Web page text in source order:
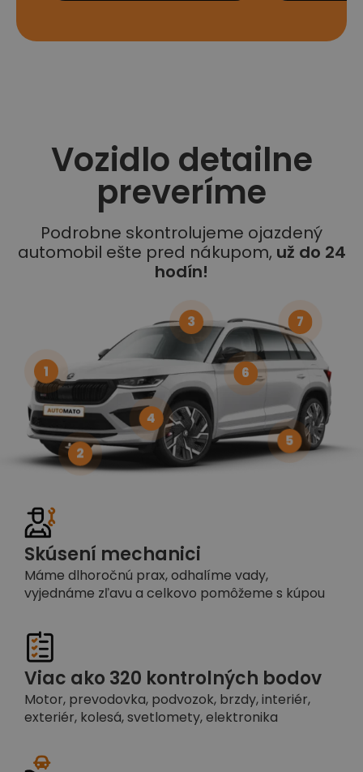
Vozidlo detailne
preveríme
Podrobne skontrolujeme ojazdený
automobil ešte pred nákupom, už do 24
hodín!
Skúsení mechanici
Máme dlhoročnú prax, odhalíme vady,
vyjednáme zľavu a celkovo pomôžeme s kúpou
Viac ako 320 kontrolných bodov
Motor, prevodovka, podvozok, brzdy, interiér,
exteriér, kolesá, svetlomety, elektronika
1
2
3
4
5
6
7